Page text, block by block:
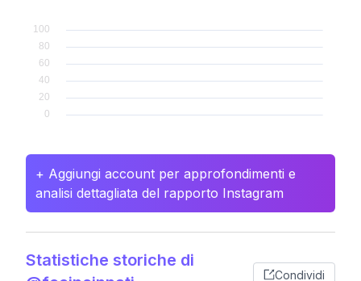
+ Aggiungi account per approfondimenti e
analisi dettagliata del rapporto Instagram
Statistiche storiche di
Condividi